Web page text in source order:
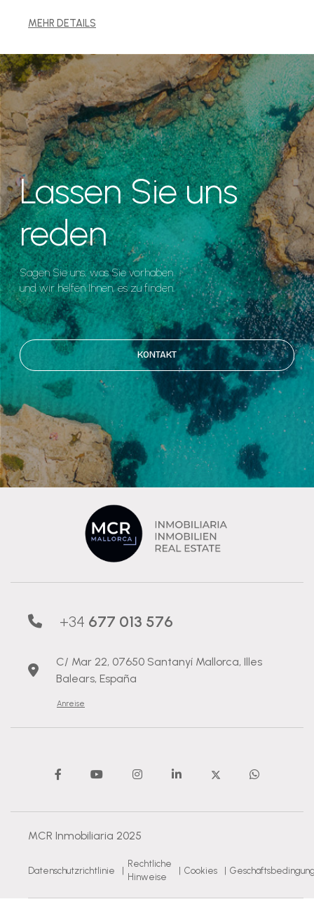
MEHR DETAILS
Lassen Sie uns
reden
Sagen Sie uns, was Sie vorhaben
und wir helfen Ihnen, es zu finden.
KONTAKT
+34 677 013 576
C/ Mar 22, 07650 Santanyí Mallorca, Illes
Balears, España
Anreise
MCR Inmobiliaria 2025
Datenschutzrichtlinie |
Rechtliche
Hinweise
| Cookies |